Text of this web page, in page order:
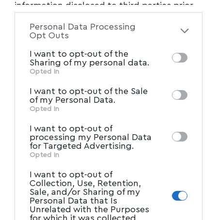
information disclosed to third parties prior
of the further disclosure of your personal
of downstream participants. This
information may also be disclosed by us to
Participantsthat may further disclose it to
other third parties.
Personal Data Processing
Opt Outs
I want to opt-out of the
Sharing of my personal data.
Opted In
I want to opt-out of the Sale
of my Personal Data.
Opted In
I want to opt-out of
processing my Personal Data
for Targeted Advertising.
Opted In
I want to opt-out of
Collection, Use, Retention,
Sale, and/or Sharing of my
Personal Data that Is
Unrelated with the Purposes
for which it was collected.